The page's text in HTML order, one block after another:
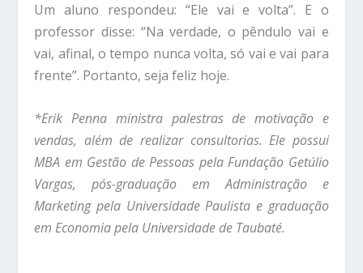
Um aluno respondeu: “Ele vai e volta”. E o
professor disse: “Na verdade, o pêndulo vai e
vai, afinal, o tempo nunca volta, só vai e vai para
frente”. Portanto, seja feliz hoje.
*Erik Penna ministra palestras de motivação e
vendas, além de realizar consultorias. Ele possui
MBA em Gestão de Pessoas pela Fundação Getúlio
Vargas, pós-graduação em Administração e
Marketing pela Universidade Paulista e graduação
em Economia pela Universidade de Taubaté.